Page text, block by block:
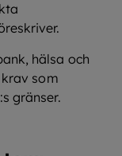
hälsa och
som
gränser.